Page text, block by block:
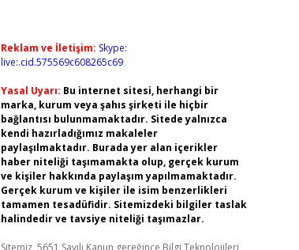
Reklam ve İletişim: Skype:
live:.cid.575569c608265c69
Yasal Uyarı: Bu internet sitesi, herhangi bir
marka, kurum veya şahıs şirketi ile hiçbir
bağlantısı bulunmamaktadır. Sitede yalnızca
kendi hazırladığımız makaleler
paylaşılmaktadır. Burada yer alan içerikler
haber niteliği taşımamakta olup, gerçek kurum
ve kişiler hakkında paylaşım yapılmamaktadır.
Gerçek kurum ve kişiler ile isim benzerlikleri
tamamen tesadüfidir. Sitemizdeki bilgiler taslak
halindedir ve tavsiye niteliği taşımazlar.
Sitemiz, 5651 Sayılı Kanun gereğince Bilgi Teknolojileri